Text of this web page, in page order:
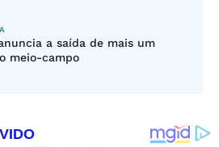
a saída de mais um
meio-campo